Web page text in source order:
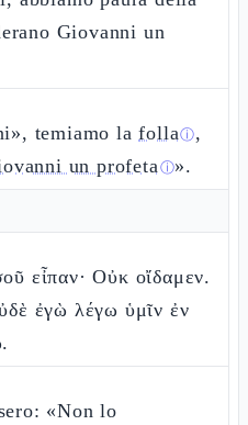
Giovanni un
temiamo lafollaⓘ,
un profetaⓘ».
εἶπαν· Οὐκ οἴδαμεν.
ἐγὼ λέγω ὑμῖν ἐν
«Non lo